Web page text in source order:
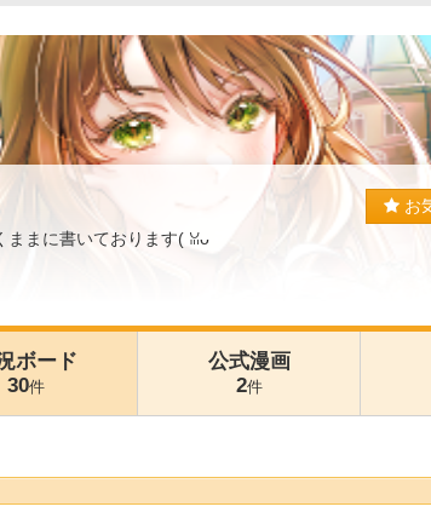
まに書いております( ꈍᴗ
お
ボード
30件
公式漫画
2件